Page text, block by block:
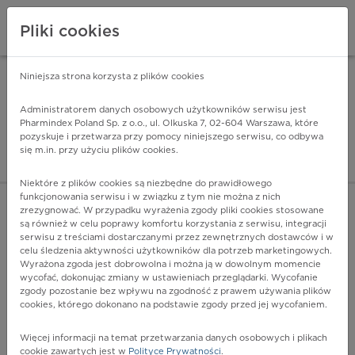
Pharmindex - lider
ZALOGUJ SIĘ
N91.0 - Pierwotny brak miesiączki
Więcej na lekiicd10.pl
Pliki cookies
Niniejsza strona korzysta z plików cookies
Administratorem danych osobowych użytkowników serwisu jest
Pharmindex Poland Sp. z o.o., ul. Olkuska 7, 02-604 Warszawa, które
pozyskuje i przetwarza przy pomocy niniejszego serwisu, co odbywa
się m.in. przy użyciu plików cookies.
Niektóre z plików cookies są niezbędne do prawidłowego
funkcjonowania serwisu i w związku z tym nie można z nich
zrezygnować. W przypadku wyrażenia zgody pliki cookies stosowane
są również w celu poprawy komfortu korzystania z serwisu, integracji
serwisu z treściami dostarczanymi przez zewnętrznych dostawców i w
celu śledzenia aktywności użytkowników dla potrzeb marketingowych.
Wyrażona zgoda jest dobrowolna i można ją w dowolnym momencie
wycofać, dokonując zmiany w ustawieniach przeglądarki. Wycofanie
zgody pozostanie bez wpływu na zgodność z prawem używania plików
cookies, którego dokonano na podstawie zgody przed jej wycofaniem.
Więcej informacji na temat przetwarzania danych osobowych i plikach
cookie zawartych jest w Polityce Prywatności.
ZA DARMO - w Google Play INSTALUJ